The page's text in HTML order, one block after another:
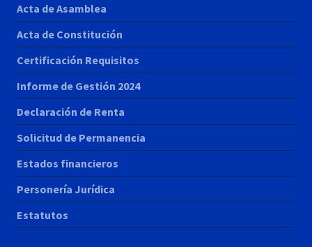
Acta de Asamblea
Acta de Constitución
Certificación Requisitos
Informe de Gestión 2024
Declaración de Renta
Solicitud de Permanencia
Estados financieros
Personería Jurídica
Estatutos